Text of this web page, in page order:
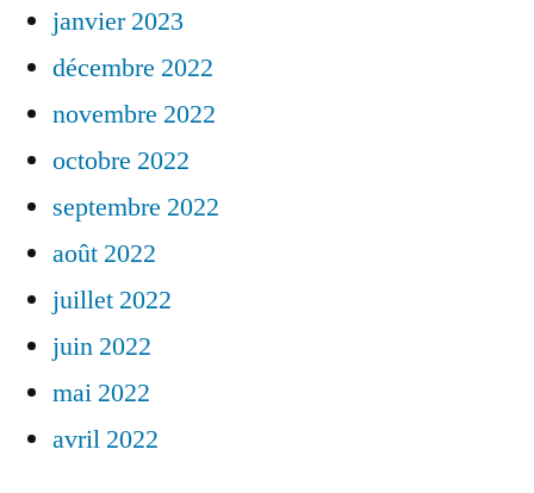
janvier 2023
décembre 2022
novembre 2022
octobre 2022
septembre 2022
août 2022
juillet 2022
juin 2022
mai 2022
avril 2022